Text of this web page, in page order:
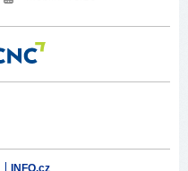
INFO.cz